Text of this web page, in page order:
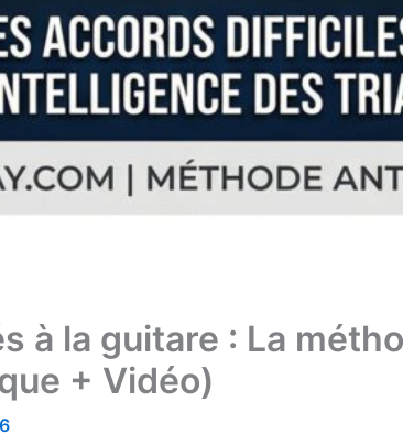
à la guitare : La
+ Vidéo)